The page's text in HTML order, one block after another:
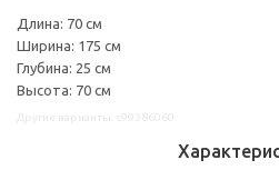
Длина: 70 см
Ширина: 175 см
Глубина: 25 см
Высота: 70 см